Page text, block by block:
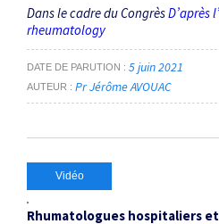
Dans le cadre du CongrèsD’après
rheumatology
DATE DE PARUTION 5 juin 2021
AUTEUR Pr Jérôme AVOUAC
Vidéo
Rhumatologues hospitaliers